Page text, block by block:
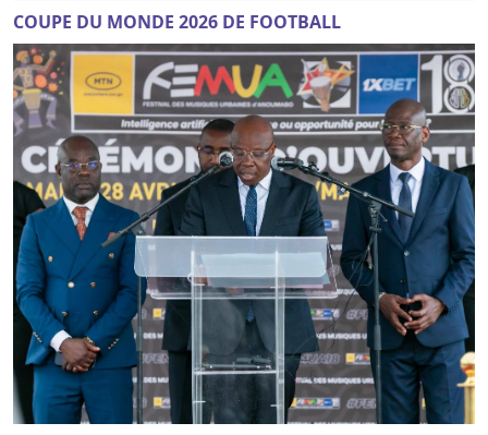
COUPE DU MONDE 2026 DE FOOTBALL